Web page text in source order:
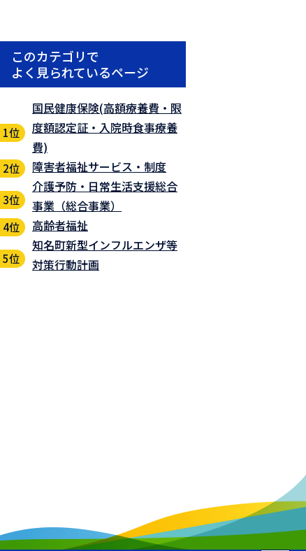
このカテゴリで
よく見られているページ
国民健康保険(高額療養費・限
度額認定証・入院時食事療養
費)
障害者福祉サービス・制度
介護予防・日常生活支援総合
事業（総合事業）
高齢者福祉
知名町新型インフルエンザ等
対策行動計画